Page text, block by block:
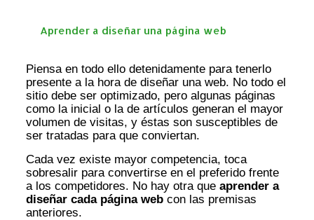
Aprender a diseñar una página web
Piensa en todo ello detenidamente para tenerlo
presente a la hora de diseñar una web. No todo el
sitio debe ser optimizado, pero algunas páginas
como la inicial o la de artículos generan el mayor
volumen de visitas, y éstas son susceptibles de
ser tratadas para que conviertan.
Cada vez existe mayor competencia, toca
sobresalir para convertirse en el preferido frente
a los competidores. No hay otra que aprender a
diseñar cada página webcon las premisas
anteriores.